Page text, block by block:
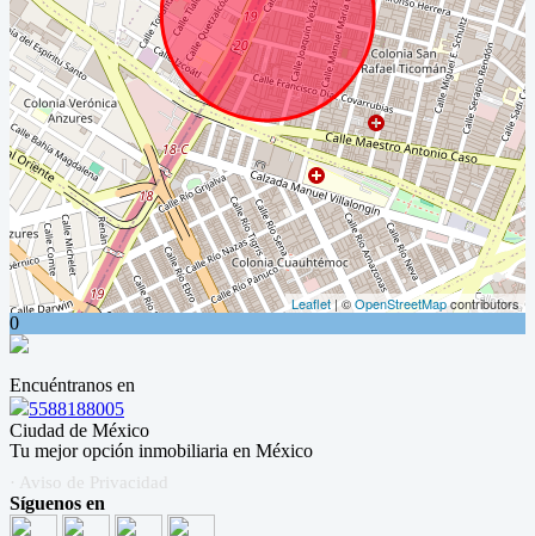
Leaflet| ©OpenStreetMapcontributors
0
Encuéntranos en
5588188005
Ciudad de México
Tu mejor opción inmobiliaria en México
· Aviso de Privacidad
Síguenos en